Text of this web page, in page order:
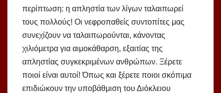
περίπτωση: η απληστία των λίγων ταλαιπωρεί
τους πολλούς! Οι νεφροπαθείς συντοπίτες μας
συνεχίζουν να ταλαιπωρούνται, κάνοντας
χιλιόμετρα για αιμοκάθαρση, εξαιτίας της
απληστίας συγκεκριμένων ανθρώπων. Ξέρετε
ποιοί είναι αυτοί! Όπως και ξέρετε ποιοι σκόπιμα
επιδιώκουν την υποβάθμιση του Διόκλειου